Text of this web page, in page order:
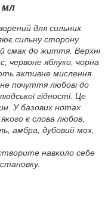
мл
для сильних
сильну сторону
смак до життя. Верхні
червоне яблуко, чорна
активне мислення.
почуття любові до
гідності. Це
У базових нотах
є слова любов,
амбра, дубовий мох,
навколо себе